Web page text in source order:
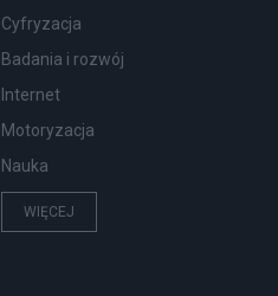
Cyfryzacja
Badania i rozwój
Internet
Motoryzacja
Nauka
WIĘCEJ